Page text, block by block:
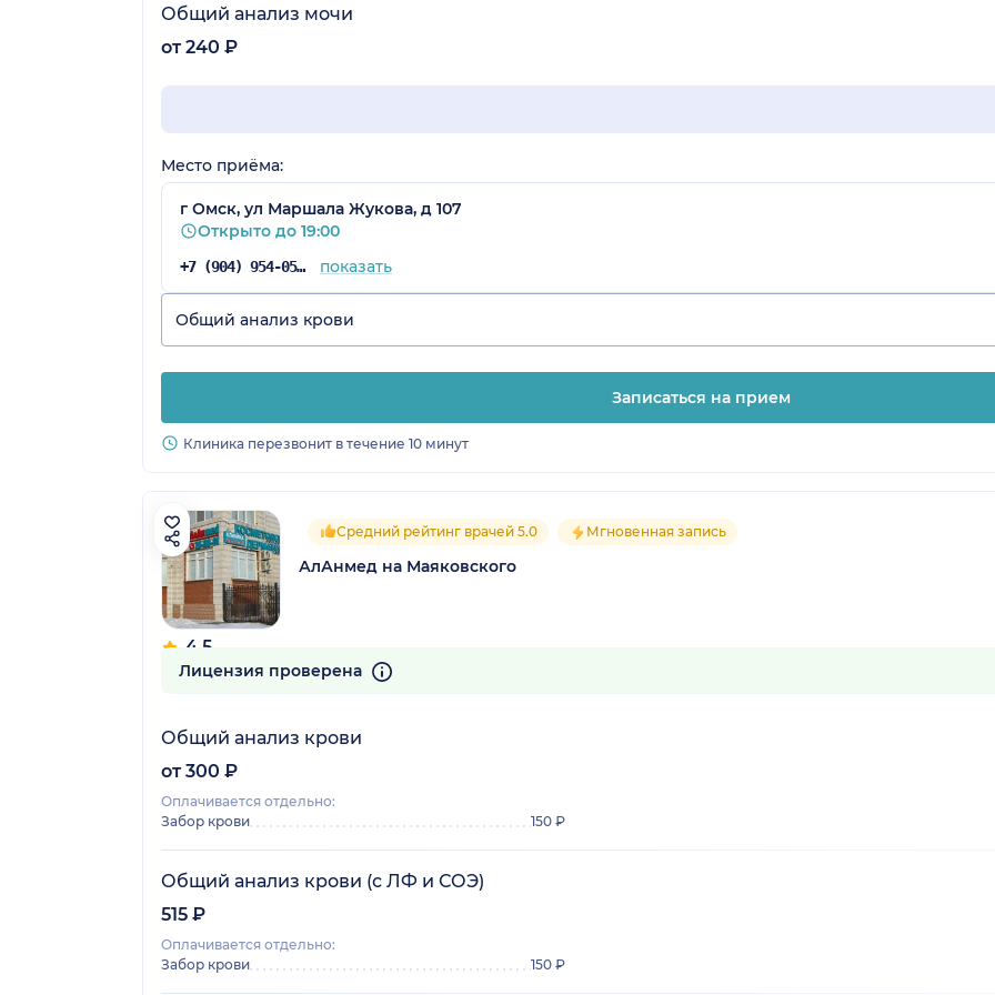
Общий анализ мочи
от 240 ₽
Место приёма:
г Омск, ул Маршала Жукова, д 107
Открыто до 19:00
+7 (904) 954-05-74 показать
Общий анализ крови
Записаться на прием
Клиника перезвонит в течение 10 минут
4.5
14 отзывов
Средний рейтинг врачей 5.0 Мгновенная запись
АлАнмед на Маяковского
Лицензия проверена
Общий анализ крови
от 300 ₽
Оплачивается отдельно:
Забор крови
150 ₽
Общий анализ крови (с ЛФ и СОЭ)
515 ₽
Оплачивается отдельно:
Забор крови
150 ₽